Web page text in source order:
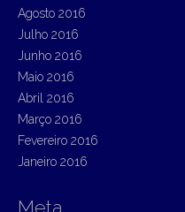
Agosto 2016
Julho 2016
Junho 2016
Maio 2016
Abril 2016
Março 2016
Fevereiro 2016
Janeiro 2016
Meta